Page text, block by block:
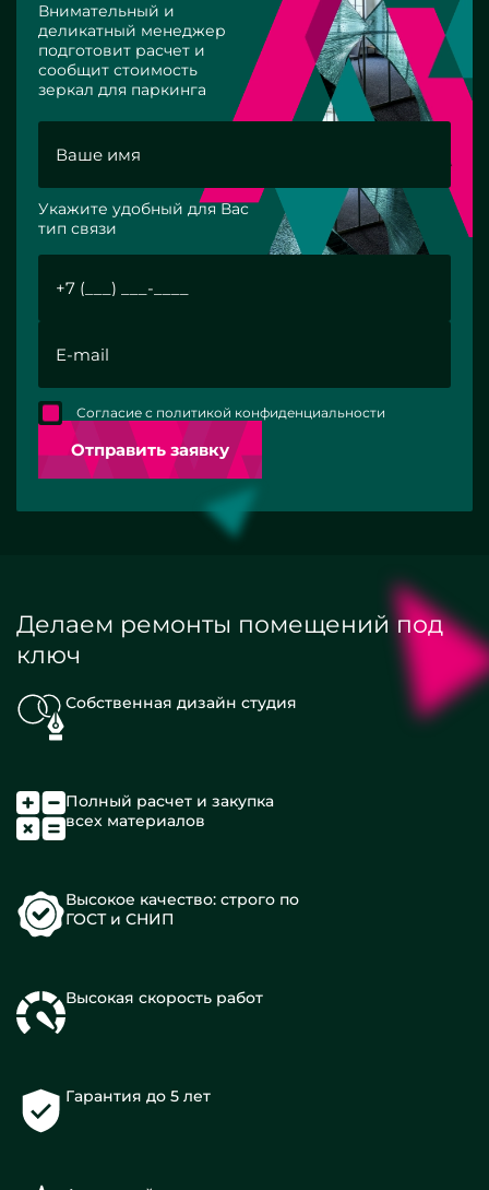
Внимательный и
деликатный менеджер
подготовит расчет и
сообщит стоимость
зеркал для паркинга
Укажите удобный для Вас
тип связи
Отправить заявку
Согласие с политикой конфиденциальности
Делаем ремонты помещений под
ключ
Собственная дизайн студия
Полный расчет и закупка
всех материалов
Высокое качество: строго по
ГОСТ и СНИП
Высокая скорость работ
Гарантия до 5 лет